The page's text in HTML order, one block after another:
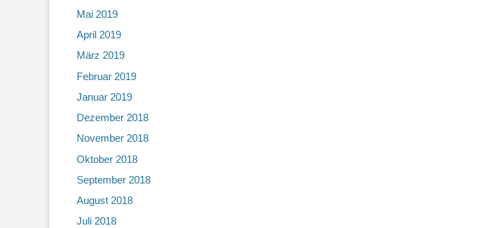
Mai 2019
April 2019
März 2019
Februar 2019
Januar 2019
Dezember 2018
November 2018
Oktober 2018
September 2018
August 2018
Juli 2018